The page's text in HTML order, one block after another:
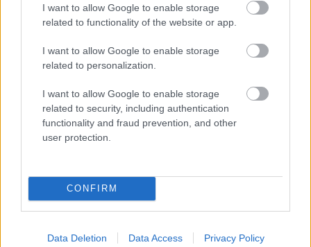
I want to allow Google to enable storage
related to functionality of the website or app.
I want to allow Google to enable storage
related to personalization.
I want to allow Google to enable storage
related to security, including authentication
functionality and fraud prevention, and other
user protection.
CONFIRM
Data Deletion Data Access Privacy Policy